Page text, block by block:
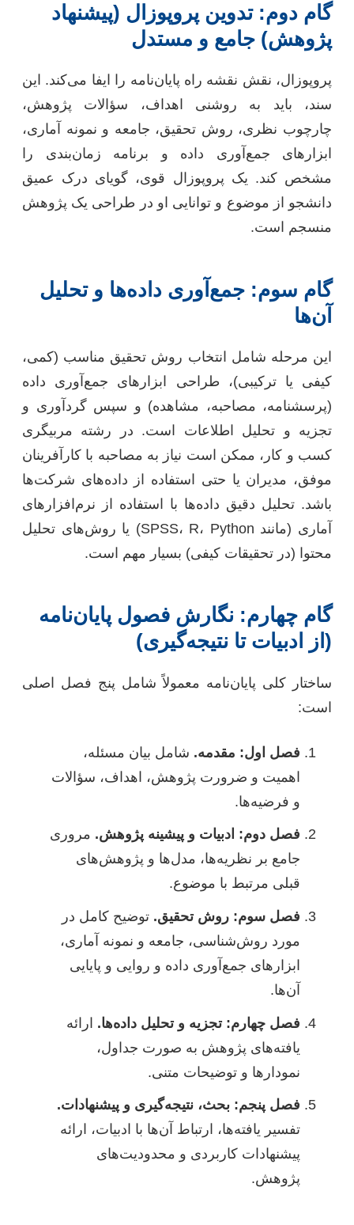
گام دوم: تدوین پروپوزال (پیشنهاد
پژوهش) جامع و مستدل
پروپوزال، نقش نقشه راه پایان‌نامه را ایفا می‌کند. این
سند، باید به روشنی اهداف، سؤالات پژوهش،
چارچوب نظری، روش تحقیق، جامعه و نمونه آماری،
ابزارهای جمع‌آوری داده و برنامه زمان‌بندی را
مشخص کند. یک پروپوزال قوی، گویای درک عمیق
دانشجو از موضوع و توانایی او در طراحی یک پژوهش
منسجم است.
گام سوم: جمع‌آوری داده‌ها و تحلیل
آن‌ها
این مرحله شامل انتخاب روش تحقیق مناسب (کمی،
کیفی یا ترکیبی)، طراحی ابزارهای جمع‌آوری داده
(پرسشنامه، مصاحبه، مشاهده) و سپس گردآوری و
تجزیه و تحلیل اطلاعات است. در رشته مربیگری
کسب و کار، ممکن است نیاز به مصاحبه با کارآفرینان
موفق، مدیران یا حتی استفاده از داده‌های شرکت‌ها
باشد. تحلیل دقیق داده‌ها با استفاده از نرم‌افزارهای
آماری (مانند SPSS، R، Python) یا روش‌های تحلیل
محتوا (در تحقیقات کیفی) بسیار مهم است.
گام چهارم: نگارش فصول پایان‌نامه
(از ادبیات تا نتیجه‌گیری)
ساختار کلی پایان‌نامه معمولاً شامل پنج فصل اصلی
است:
فصل اول: مقدمه. شامل بیان مسئله،
اهمیت و ضرورت پژوهش، اهداف، سؤالات
و فرضیه‌ها.
فصل دوم: ادبیات و پیشینه پژوهش. مروری
جامع بر نظریه‌ها، مدل‌ها و پژوهش‌های
قبلی مرتبط با موضوع.
فصل سوم: روش تحقیق. توضیح کامل در
مورد روش‌شناسی، جامعه و نمونه آماری،
ابزارهای جمع‌آوری داده و روایی و پایایی
آن‌ها.
فصل چهارم: تجزیه و تحلیل داده‌ها. ارائه
یافته‌های پژوهش به صورت جداول،
نمودارها و توضیحات متنی.
فصل پنجم: بحث، نتیجه‌گیری و پیشنهادات.
تفسیر یافته‌ها، ارتباط آن‌ها با ادبیات، ارائه
پیشنهادات کاربردی و محدودیت‌های
پژوهش.